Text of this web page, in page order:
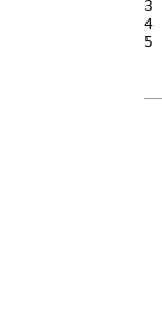
3
4
5